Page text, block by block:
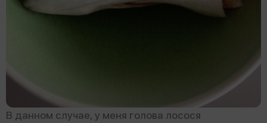
В данном случае, у меня голова лосося